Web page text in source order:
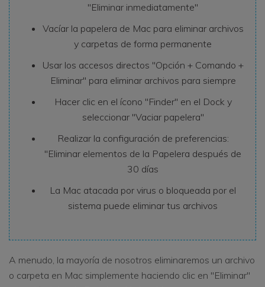
"Eliminar inmediatamente"
Vacíar la papelera de Mac para eliminar archivos
y carpetas de forma permanente
Usar los accesos directos "Opción + Comando +
Eliminar" para eliminar archivos para siempre
Hacer clic en el ícono "Finder" en el Dock y
seleccionar "Vaciar papelera"
Realizar la configuración de preferencias:
"Eliminar elementos de la Papelera después de
30 días
La Mac atacada por virus o bloqueada por el
sistema puede eliminar tus archivos
A menudo, la mayoría de nosotros eliminaremos un archivo
o carpeta en Mac simplemente haciendo clic en "Eliminar"